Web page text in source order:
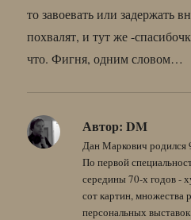
то завоевать или задержать
похвалят, и тут же -
что. Фигня, одним словом…
Автор: DM
Дан Маркович родился
По первой
середины 70-х годов -
сот картин, множества
персональных